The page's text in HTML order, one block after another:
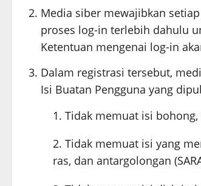
Media siber mewajibkan
proses log-in terlebih dahulu
Ketentuan mengenai log-in
Dalam registrasi tersebut,
Isi Buatan Pengguna yang
Tidak memuat isi
Tidak memuat isi yang
ras, dan antargolongan